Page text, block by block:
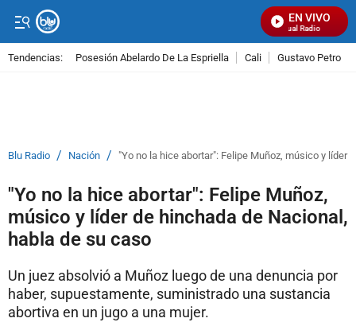
EN VIVO
Señal Visual Radio
Tendencias: Posesión Abelardo De La Espriella Cali Gustavo Petro
Blu Radio / Nación / "Yo no la hice abortar": Felipe Muñoz, músico y líder
"Yo no la hice abortar": Felipe Muñoz,
músico y líder de hinchada de Nacional,
habla de su caso
Un juez absolvió a Muñoz luego de una denuncia por
haber, supuestamente, suministrado una sustancia
abortiva en un jugo a una mujer.